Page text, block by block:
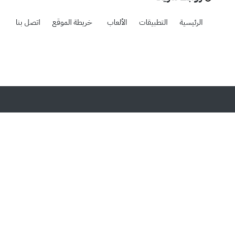
الرئيسية التطبيقات الألعاب خريطة الموقع اتصل بنا